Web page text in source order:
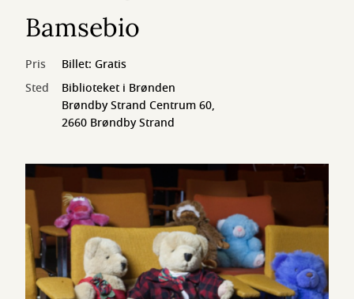
Bamsebio
Pris
Billet: Gratis
Sted
Biblioteket i Brønden
Brøndby Strand Centrum 60,
2660 Brøndby Strand